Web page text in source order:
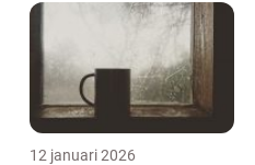
12 januari 2026